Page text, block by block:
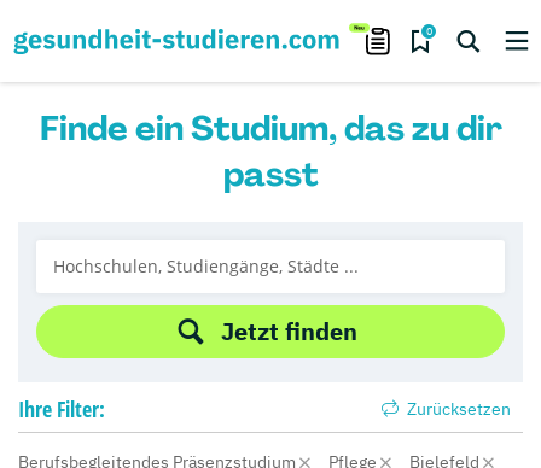
0
Finde ein Studium, das zu dir
passt
Jetzt finden
Ihre Filter: Zurücksetzen
Berufsbegleitendes Präsenzstudium Pflege Bielefeld